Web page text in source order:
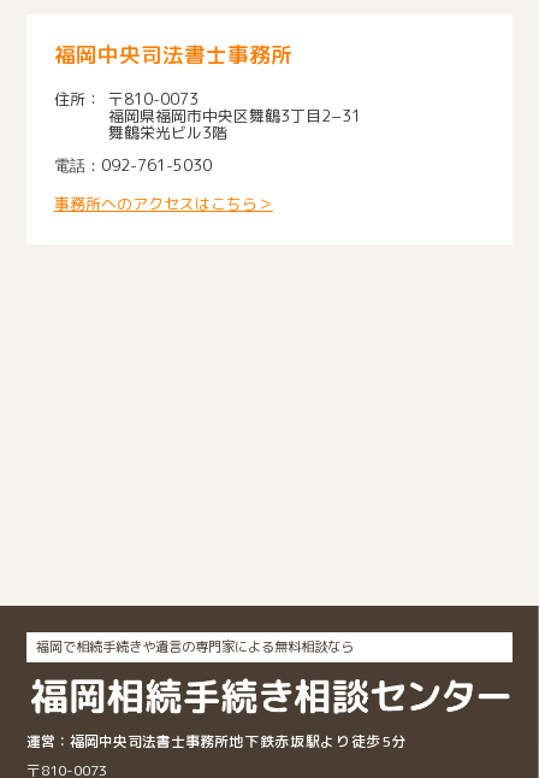
福岡中央司法書士事務所
〒810-0073
福岡県福岡市中央区舞鶴3丁目2−31
舞鶴栄光ビル3階
092-761-5030
事務所へのアクセスはこちら＞
福岡で相続手続きや遺言の専門家による無料相談なら
福岡中央司法書士事務所地下鉄赤坂駅より徒歩5分
〒810-0073